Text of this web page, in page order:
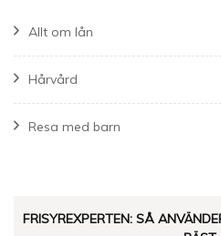
Allt om lån
Hårvård
Resa med barn
FRISYREXPERTEN: SÅ